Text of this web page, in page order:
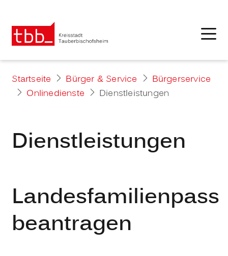
Startseite Bürger & Service
Bürgerservice
Onlinedienste
Dienstleistungen
Dienstleistungen
Landesfamilienpass
beantragen